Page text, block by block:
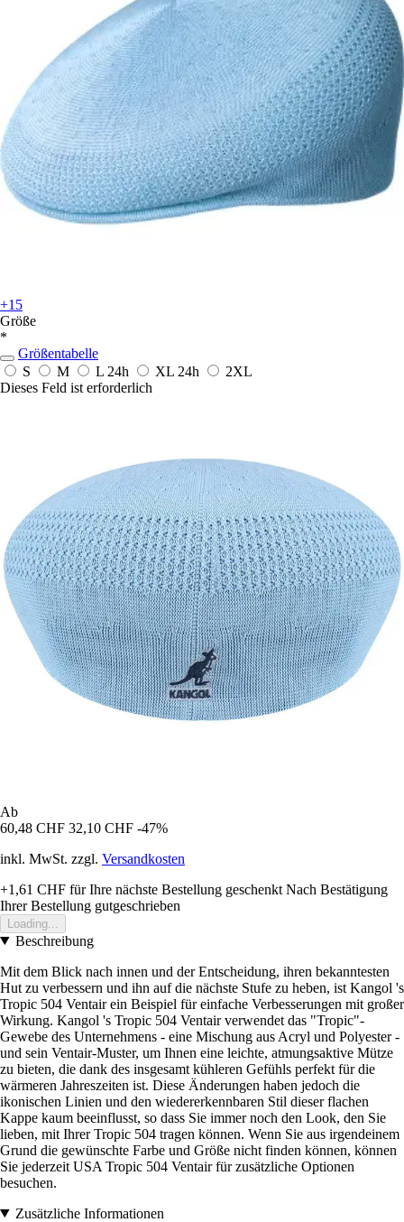
+15
Größe
*
Größentabelle
S
M L 24h XL 24h
2XL
Dieses Feld ist erforderlich
Ab
60,48 CHF 32,10 CHF -47%
inkl. MwSt. zzgl. Versandkosten
+1,61 CHF für Ihre nächste Bestellung geschenkt Nach Bestätigung
Ihrer Bestellung gutgeschrieben
Loading...
Beschreibung
Mit dem Blick nach innen und der Entscheidung, ihren bekanntesten
Hut zu verbessern und ihn auf die nächste Stufe zu heben, ist Kangol 's
Tropic 504 Ventair ein Beispiel für einfache Verbesserungen mit großer
Wirkung. Kangol 's Tropic 504 Ventair verwendet das "Tropic"-
Gewebe des Unternehmens - eine Mischung aus Acryl und Polyester -
und sein Ventair-Muster, um Ihnen eine leichte, atmungsaktive Mütze
zu bieten, die dank des insgesamt kühleren Gefühls perfekt für die
wärmeren Jahreszeiten ist. Diese Änderungen haben jedoch die
ikonischen Linien und den wiedererkennbaren Stil dieser flachen
Kappe kaum beeinflusst, so dass Sie immer noch den Look, den Sie
lieben, mit Ihrer Tropic 504 tragen können. Wenn Sie aus irgendeinem
Grund die gewünschte Farbe und Größe nicht finden können, können
Sie jederzeit USA Tropic 504 Ventair für zusätzliche Optionen
besuchen.
Zusätzliche Informationen